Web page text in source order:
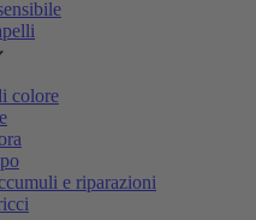
colore
e riparazioni